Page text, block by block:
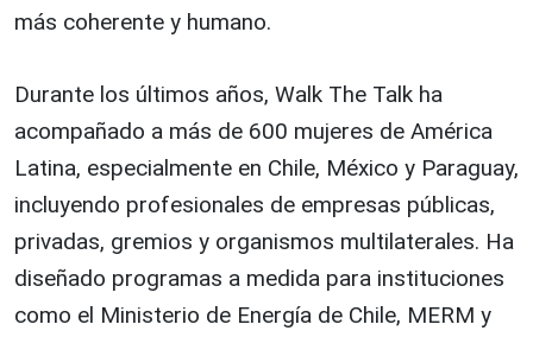
más coherente y humano.
Durante los últimos años, Walk The Talk ha
acompañado a más de 600 mujeres de América
Latina, especialmente en Chile, México y Paraguay,
incluyendo profesionales de empresas públicas,
privadas, gremios y organismos multilaterales. Ha
diseñado programas a medida para instituciones
como el Ministerio de Energía de Chile, MERM y